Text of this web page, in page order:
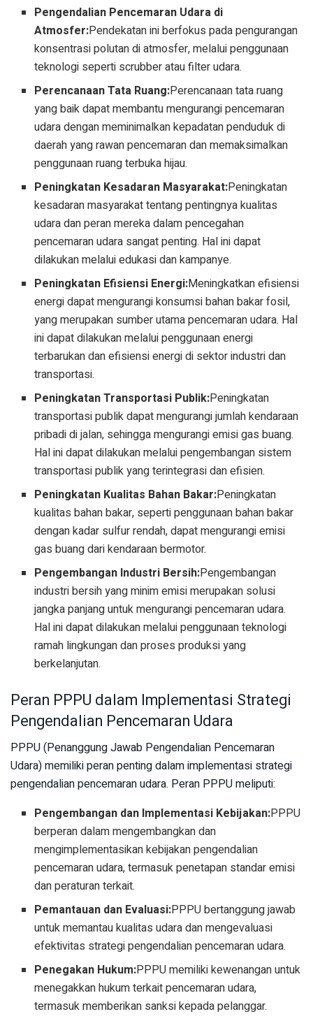
Pengendalian Pencemaran Udara di
Atmosfer:Pendekatan ini berfokus pada pengurangan
konsentrasi polutan di atmosfer, melalui penggunaan
teknologi seperti scrubber atau filter udara.
Perencanaan Tata Ruang:Perencanaan tata ruang
yang baik dapat membantu mengurangi pencemaran
udara dengan meminimalkan kepadatan penduduk di
daerah yang rawan pencemaran dan memaksimalkan
penggunaan ruang terbuka hijau.
Peningkatan Kesadaran Masyarakat:Peningkatan
kesadaran masyarakat tentang pentingnya kualitas
udara dan peran mereka dalam pencegahan
pencemaran udara sangat penting. Hal ini dapat
dilakukan melalui edukasi dan kampanye.
Peningkatan Efisiensi Energi:Meningkatkan efisiensi
energi dapat mengurangi konsumsi bahan bakar fosil,
yang merupakan sumber utama pencemaran udara. Hal
ini dapat dilakukan melalui penggunaan energi
terbarukan dan efisiensi energi di sektor industri dan
transportasi.
Peningkatan Transportasi Publik:Peningkatan
transportasi publik dapat mengurangi jumlah kendaraan
pribadi di jalan, sehingga mengurangi emisi gas buang.
Hal ini dapat dilakukan melalui pengembangan sistem
transportasi publik yang terintegrasi dan efisien.
Peningkatan Kualitas Bahan Bakar:Peningkatan
kualitas bahan bakar, seperti penggunaan bahan bakar
dengan kadar sulfur rendah, dapat mengurangi emisi
gas buang dari kendaraan bermotor.
Pengembangan Industri Bersih:Pengembangan
industri bersih yang minim emisi merupakan solusi
jangka panjang untuk mengurangi pencemaran udara.
Hal ini dapat dilakukan melalui penggunaan teknologi
ramah lingkungan dan proses produksi yang
berkelanjutan.
Peran PPPU dalam Implementasi Strategi
Pengendalian Pencemaran Udara
PPPU (Penanggung Jawab Pengendalian Pencemaran
Udara) memiliki peran penting dalam implementasi strategi
pengendalian pencemaran udara. Peran PPPU meliputi:
Pengembangan dan Implementasi Kebijakan:PPPU
berperan dalam mengembangkan dan
mengimplementasikan kebijakan pengendalian
pencemaran udara, termasuk penetapan standar emisi
dan peraturan terkait.
Pemantauan dan Evaluasi:PPPU bertanggung jawab
untuk memantau kualitas udara dan mengevaluasi
efektivitas strategi pengendalian pencemaran udara.
Penegakan Hukum:PPPU memiliki kewenangan untuk
menegakkan hukum terkait pencemaran udara,
termasuk memberikan sanksi kepada pelanggar.